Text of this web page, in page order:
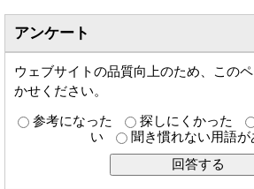
アンケート
ウェブサイトの品質向上のため、この
かせください。
参考になった 探しにくかった
い
聞き慣れない用語が